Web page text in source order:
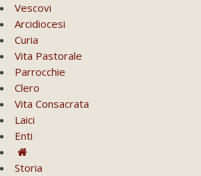
Vescovi
Arcidiocesi
Curia
Vita Pastorale
Parrocchie
Clero
Vita Consacrata
Laici
Enti
Storia